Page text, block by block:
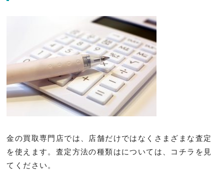
金の買取専門店では、店舗だけではなくさまざまな査定
を使えます。査定方法の種類はについては、コチラを見
てください。